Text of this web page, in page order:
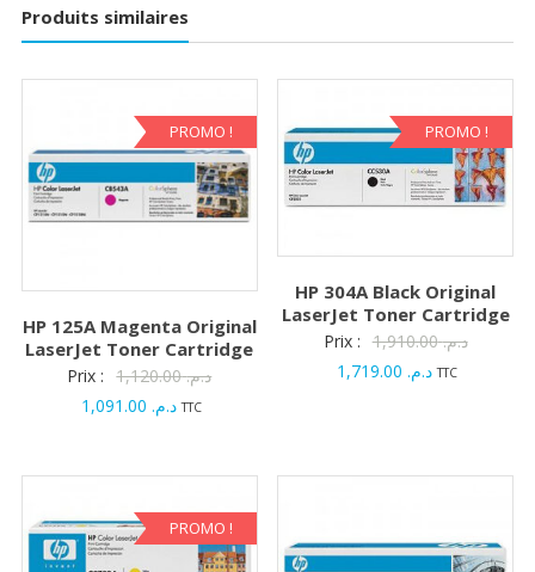
Produits similaires
PROMO !
HP 125A Magenta Original
LaserJet Toner Cartridge
Prix : د.م.1,120.00
Le
د.م.Le
TTC
PROMO !
HP 304A Black Original
LaserJet Toner Cartridge
Prix : د.م.1,910.00
Le
د.م.1,719.00
Le
TTC
PROMO !